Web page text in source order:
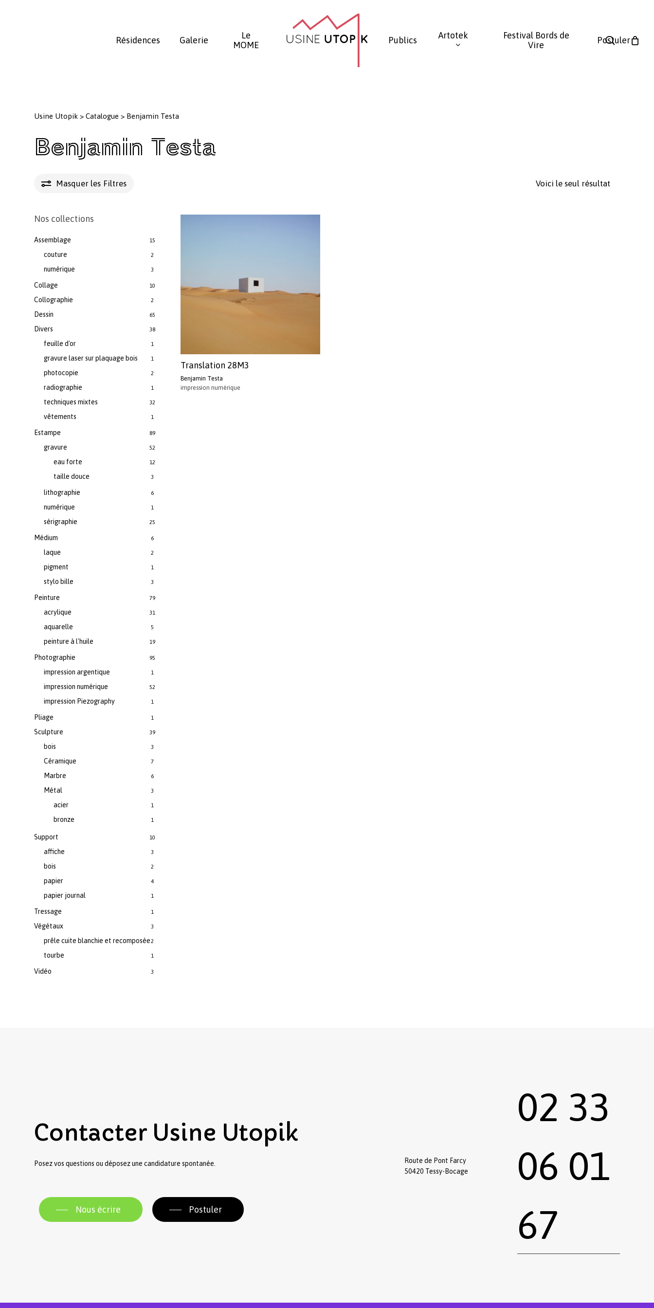
Résidences Galerie
Le
MOME
Publics Artotek
Festival Bords de
Vire
Postuler
search
panier
0,00
Usine Utopik > Catalogue > Benjamin Testa
Benjamin Testa
Masquer les Filtres Voici le seul résultat
Nos collections
Assemblage 15
couture 2
numérique 3
Collage 10
Collographie 2
Dessin 65
Divers 38
feuille d'or 1
gravure laser sur plaquage bois 1
photocopie 2
radiographie 1
techniques mixtes 32
vêtements 1
Estampe 89
gravure 52
eau forte 12
taille douce 3
lithographie 6
numérique 1
sérigraphie 25
Médium 6
laque 2
pigment 1
stylo bille 3
Peinture 79
acrylique 31
aquarelle 5
peinture à l'huile 19
Photographie 95
impression argentique 1
impression numérique 52
impression Piezography 1
Pliage 1
Sculpture 39
bois 3
Céramique 7
Marbre 6
Métal 3
acier 1
bronze 1
Support 10
affiche 3
bois 2
papier 4
papier journal 1
Tressage 1
Végétaux 3
prêle cuite blanchie et recomposée2
tourbe 1
Vidéo 3
Translation 28M3
Benjamin Testa
impression numérique
Contacter Usine Utopik
Posez vos questions ou déposez une candidature spontanée.
Nous écrire Postuler
Route de Pont Farcy
50420 Tessy-Bocage
02 33
06 01
67